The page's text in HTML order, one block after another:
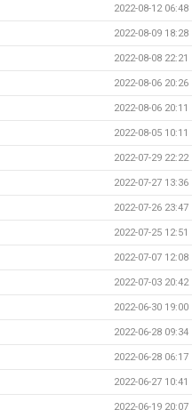
2022-08-12 06:48
2022-08-09 18:28
2022-08-08 22:21
2022-08-06 20:26
2022-08-06 20:11
2022-08-05 10:11
2022-07-29 22:22
2022-07-27 13:36
2022-07-26 23:47
2022-07-25 12:51
2022-07-07 12:08
2022-07-03 20:42
2022-06-30 19:00
2022-06-28 09:34
2022-06-28 06:17
2022-06-27 10:41
2022-06-19 20:07